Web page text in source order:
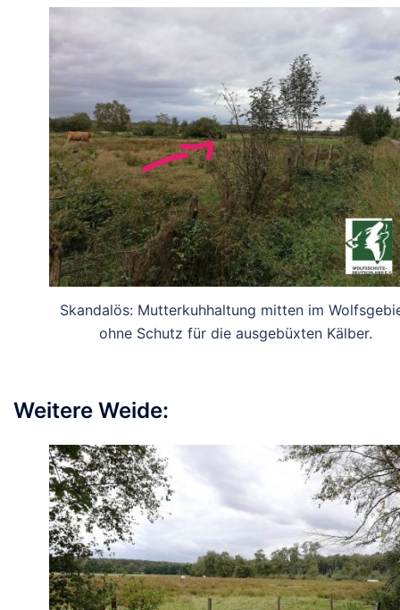
Skandalös: Mutterkuhhaltung mitten im
ohne Schutz für die ausgebüxten Kälber.
Weitere Weide: